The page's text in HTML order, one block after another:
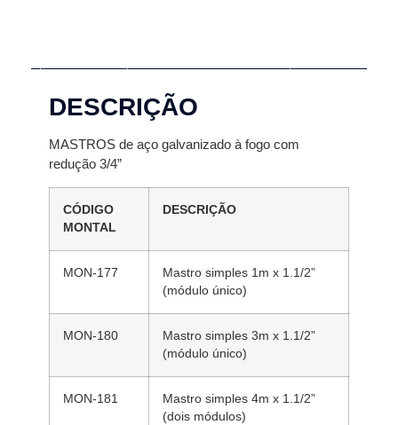
DESCRIÇÃO
MASTROS de aço galvanizado à fogo com
redução 3/4”
CÓDIGO
MONTAL
DESCRIÇÃO
MON-177
Mastro simples 1m x 1.1/2”
(módulo único)
MON-180
Mastro simples 3m x 1.1/2”
(módulo único)
MON-181
Mastro simples 4m x 1.1/2”
(dois módulos)